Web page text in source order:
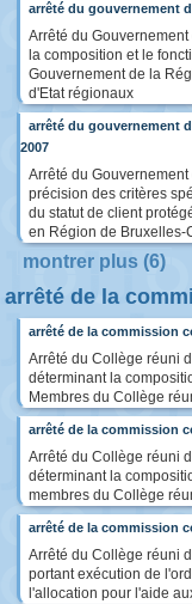
arrêté du gouvernement
Arrêté du
la composition et le
Gouvernement de la
d'Etat régionaux
arrêté du gouvernement
2007
Arrêté du
précision des critères
du statut de client
en Région de Bruxelles-
montrer plus (6)
arrêté de la
arrêté de la commission
Arrêté du Collège réuni
déterminant la
Membres du Collège
arrêté de la commission
Arrêté du Collège réuni
déterminant la
membres du Collège
arrêté de la commission
Arrêté du Collège réuni
portant exécution de
l'allocation pour l'aide